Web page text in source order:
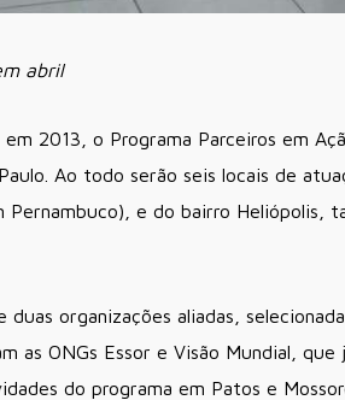
abril
2013, o Programa Parceiros em
Ao todo serão seis locais de
e do bairro Heliópolis,
organizações aliadas,
as ONGs Essor e Visão Mundial,
do programa em Patos e